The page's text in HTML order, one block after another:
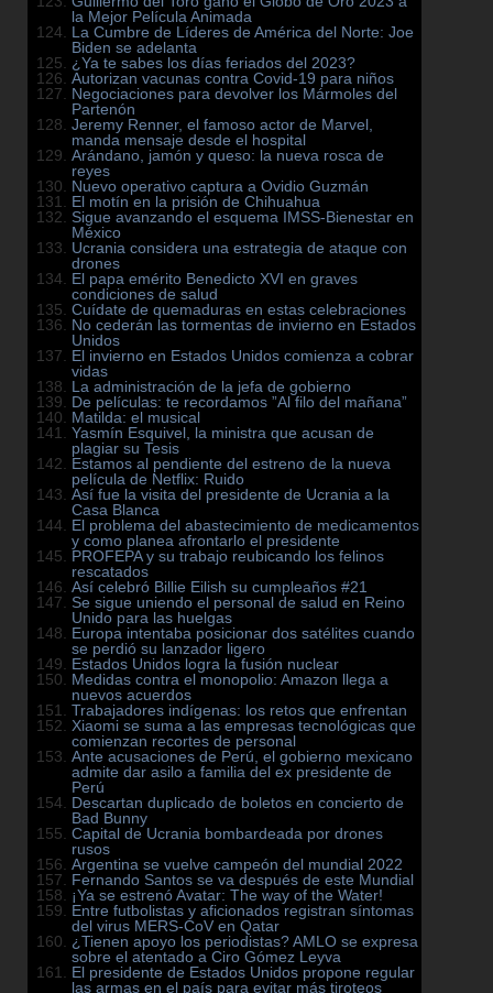
la Mejor Película Animada
La Cumbre de Líderes de América del Norte: Joe
Biden se adelanta
¿Ya te sabes los días feriados del 2023?
Autorizan vacunas contra Covid-19 para niños
Negociaciones para devolver los Mármoles del
Partenón
Jeremy Renner, el famoso actor de Marvel,
manda mensaje desde el hospital
Arándano, jamón y queso: la nueva rosca de
reyes
Nuevo operativo captura a Ovidio Guzmán
El motín en la prisión de Chihuahua
Sigue avanzando el esquema IMSS-Bienestar en
México
Ucrania considera una estrategia de ataque con
drones
El papa emérito Benedicto XVI en graves
condiciones de salud
Cuídate de quemaduras en estas celebraciones
No cederán las tormentas de invierno en Estados
Unidos
El invierno en Estados Unidos comienza a cobrar
vidas
La administración de la jefa de gobierno
De películas: te recordamos ”Al filo del mañana”
Matilda: el musical
Yasmín Esquivel, la ministra que acusan de
plagiar su Tesis
Estamos al pendiente del estreno de la nueva
película de Netflix: Ruido
Así fue la visita del presidente de Ucrania a la
Casa Blanca
El problema del abastecimiento de medicamentos
y como planea afrontarlo el presidente
PROFEPA y su trabajo reubicando los felinos
rescatados
Así celebró Billie Eilish su cumpleaños #21
Se sigue uniendo el personal de salud en Reino
Unido para las huelgas
Europa intentaba posicionar dos satélites cuando
se perdió su lanzador ligero
Estados Unidos logra la fusión nuclear
Medidas contra el monopolio: Amazon llega a
nuevos acuerdos
Trabajadores indígenas: los retos que enfrentan
Xiaomi se suma a las empresas tecnológicas que
comienzan recortes de personal
Ante acusaciones de Perú, el gobierno mexicano
admite dar asilo a familia del ex presidente de
Perú
Descartan duplicado de boletos en concierto de
Bad Bunny
Capital de Ucrania bombardeada por drones
rusos
Argentina se vuelve campeón del mundial 2022
Fernando Santos se va después de este Mundial
¡Ya se estrenó Avatar: The way of the Water!
Entre futbolistas y aficionados registran síntomas
del virus MERS-CoV en Qatar
¿Tienen apoyo los periodistas? AMLO se expresa
sobre el atentado a Ciro Gómez Leyva
El presidente de Estados Unidos propone regular
las armas en el país para evitar más tiroteos